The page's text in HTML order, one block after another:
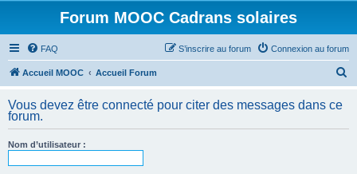
Forum MOOC Cadrans solaires
FAQ Connexion au forum
S’inscrire au forum
Accueil MOOC Accueil Forum
h
Vous devez être connecté pour citer des messages dans ce
forum.
Nom d’utilisateur :